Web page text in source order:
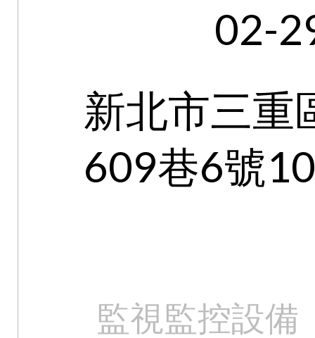
02-
新北市三重
609巷6號
監視監控設備